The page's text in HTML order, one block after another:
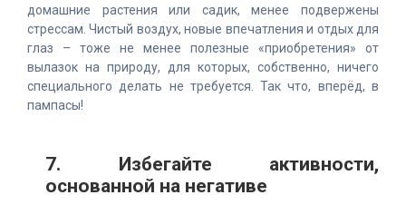
домашние растения или садик, менее подвержены
стрессам. Чистый воздух, новые впечатления и отдых для
глаз – тоже не менее полезные «приобретения» от
вылазок на природу, для которых, собственно, ничего
специального делать не требуется. Так что, вперёд, в
пампасы!
7. Избегайте активности,
основанной на негативе